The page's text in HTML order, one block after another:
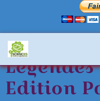
Edition